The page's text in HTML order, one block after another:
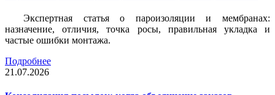
Экспертная статья о пароизоляции и мембранах:
назначение, отличия, точка росы, правильная укладка и
частые ошибки монтажа.
Подробнее
21.07.2026